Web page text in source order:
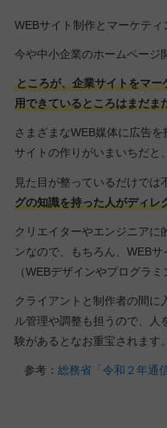
WEBサイト制作とマーケティ
今や中小企業のホームページ
ところが、企業サイトをマ
用できているところはまだま
さまざまなWEB媒体に広告
サイトの作りがいまいちだと
見た目が整っているだけでは
グの知識を持った人がディレ
クリエイターやエンジニアに
ンなので、もちろん、WEB
（WEBデザインやプログラ
クライアントと制作者の間に
ル管理や調整も担うので、人
験があるとなお重宝されます。
参考：総務省「令和２年通